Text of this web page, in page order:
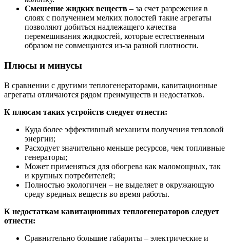
Смешение жидких веществ – за счет разрежения в
слоях с получением мелких полостей такие агрегаты
позволяют добиться надлежащего качества
перемешивания жидкостей, которые естественным
образом не совмещаются из-за разной плотности.
Плюсы и минусы
В сравнении с другими теплогенераторами, кавитационные
агрегаты отличаются рядом преимуществ и недостатков.
К плюсам таких устройств следует отнести:
Куда более эффективный механизм получения тепловой
энергии;
Расходует значительно меньше ресурсов, чем топливные
генераторы;
Может применяться для обогрева как маломощных, так
и крупных потребителей;
Полностью экологичен – не выделяет в окружающую
среду вредных веществ во время работы.
К недостаткам кавитационных теплогенераторов следует
отнести:
Сравнительно большие габариты – электрические и